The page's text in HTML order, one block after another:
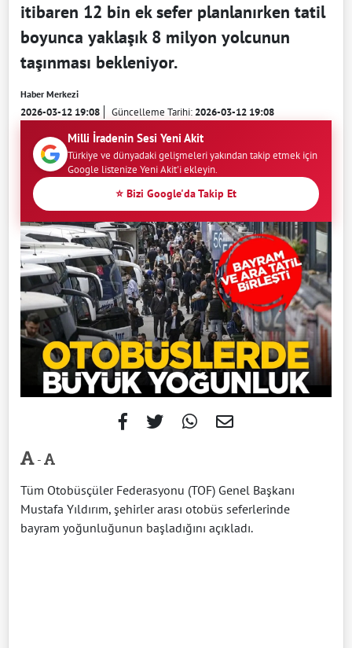
itibaren 12 bin ek sefer planlanırken tatil
boyunca yaklaşık 8 milyon yolcunun
taşınması bekleniyor.
Haber Merkezi
2026-03-12 19:08 Güncelleme Tarihi:2026-03-12 19:08
Milli İradenin Sesi Yeni Akit
Türkiye ve dünyadaki gelişmeleri yakından takip etmek için
Google listenize Yeni Akit'i ekleyin.
⭐ Bizi Google'da Takip Et
-
Tüm Otobüsçüler Federasyonu (TOF) Genel Başkanı
Mustafa Yıldırım, şehirler arası otobüs seferlerinde
bayram yoğunluğunun başladığını açıkladı.